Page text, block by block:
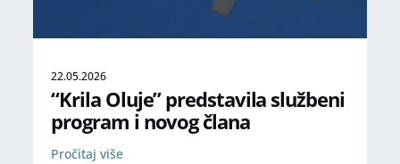
22.05.2026
“Krila Oluje” predstavila službeni
program i novog člana
Pročitaj više